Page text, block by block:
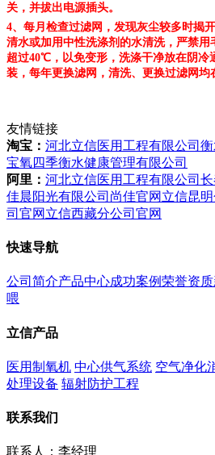
关，并拔出电源插头。
4、每月检查过滤网，发现灰尘较多时揭
清水或加用中性洗涤剂的水清洗，严禁
超过40℃，以免变形，洗涤干净放在阴冷
装，每年更换滤网，清洗、更换过滤网均
友情链接
淘宝： 河北立信医用工程有限公司
宝氧四季衡水健康管理有限公司
阿里： 河北立信医用工程有限公司
佳晨阳光有限公司 尚佳官网 立信昆
司官网 立信西藏分公司官网
快速导航
公司简介产品中心成功案例荣誉资质
喂
立信产品
医用制氧机 中心供气系统 空气净化
处理设备 辐射防护工程
联系我们
联系人：李经理